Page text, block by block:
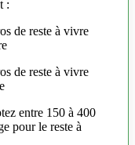
:
de reste à vivre
de reste à vivre
entre 150 à 400
pour le reste à